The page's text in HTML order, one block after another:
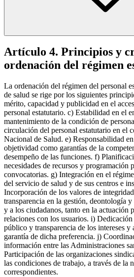
Artículo 4. Principios y
ordenación del régimen
La ordenación del régimen del personal
de salud se rige por los siguientes
mérito, capacidad y publicidad en el
personal estatutario. c) Estabilidad en el
mantenimiento de la condición de
circulación del personal estatutario en el
Nacional de Salud. e) Responsabilidad
objetividad como garantías de la
desempeño de las funciones. f)
necesidades de recursos y programación
convocatorias. g) Integración en el
del servicio de salud y de sus centros e
Incorporación de los valores de
transparencia en la gestión, deontología
y a los ciudadanos, tanto en la actuación
relaciones con los usuarios. i)
público y transparencia de los intereses
garantía de dicha preferencia. j)
información entre las Administraciones
Participación de las organizaciones
las condiciones de trabajo, a través de la
correspondientes.